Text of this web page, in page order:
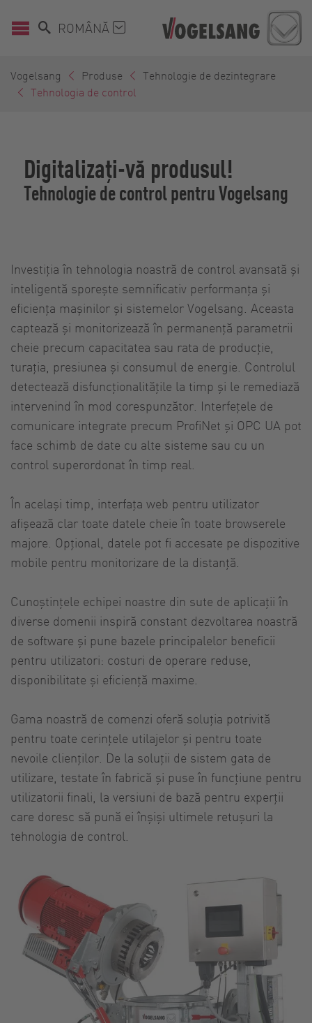
ROMÂNĂ
Vogelsang Produse
Tehnologie de dezintegrare
Tehnologia de control
Digitalizați-vă produsul!
Tehnologie de control pentru Vogelsang
Investiția în tehnologia noastră de control avansată și
inteligentă sporește semnificativ performanța și
eficiența mașinilor și sistemelor Vogelsang. Aceasta
captează și monitorizează în permanență parametrii
cheie precum capacitatea sau rata de producție,
turația, presiunea și consumul de energie. Controlul
detectează disfuncționalitățile la timp și le remediază
intervenind în mod corespunzător. Interfețele de
comunicare integrate precum ProfiNet și OPC UA pot
face schimb de date cu alte sisteme sau cu un
control superordonat în timp real.
În același timp, interfața web pentru utilizator
afișează clar toate datele cheie în toate browserele
majore. Opțional, datele pot fi accesate pe dispozitive
mobile pentru monitorizare de la distanță.
Cunoștințele echipei noastre din sute de aplicații în
diverse domenii inspiră constant dezvoltarea noastră
de software și pune bazele principalelor beneficii
pentru utilizatori: costuri de operare reduse,
disponibilitate și eficiență maxime.
Gama noastră de comenzi oferă soluția potrivită
pentru toate cerințele utilajelor și pentru toate
nevoile clienților. De la soluții de sistem gata de
utilizare, testate în fabrică și puse în funcțiune pentru
utilizatorii finali, la versiuni de bază pentru experții
care doresc să pună ei înșiși ultimele retușuri la
tehnologia de control.